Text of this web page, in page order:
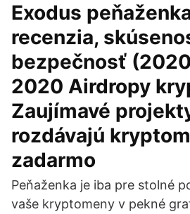
Exodus
recenzia,
bezpečnosť
2020 Airdropy
Zaujímavé
rozdávajú
zadarmo
Peňaženka je iba pre stolné
vaše kryptomeny v pekné